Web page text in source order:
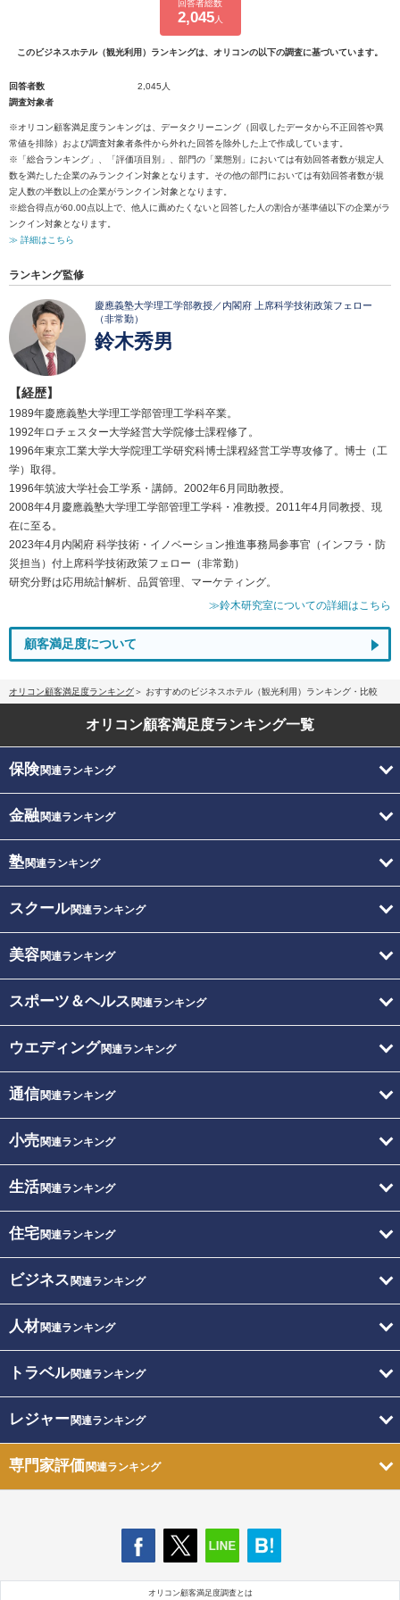
回答者総数
2,045人
このビジネスホテル（観光利用）ランキングは、オリコンの以下の調査に基づいています。
回答者数
2,045人
調査対象者
※オリコン顧客満足度ランキングは、データクリーニング（回収したデータから不正回答や異
常値を排除）および調査対象者条件から外れた回答を除外した上で作成しています。
※「総合ランキング」、「評価項目別」、部門の「業態別」においては有効回答者数が規定人
数を満たした企業のみランクイン対象となります。その他の部門においては有効回答者数が規
定人数の半数以上の企業がランクイン対象となります。
※総合得点が60.00点以上で、他人に薦めたくないと回答した人の割合が基準値以下の企業がラ
ンクイン対象となります。
≫ 詳細はこちら
ランキング監修
慶應義塾大学理工学部教授／内閣府 上席科学技術政策フェロー
（非常勤）
鈴木秀男
【経歴】
1989年慶應義塾大学理工学部管理工学科卒業。
1992年ロチェスター大学経営大学院修士課程修了。
1996年東京工業大学大学院理工学研究科博士課程経営工学専攻修了。博士（工
学）取得。
1996年筑波大学社会工学系・講師。2002年6月同助教授。
2008年4月慶應義塾大学理工学部管理工学科・准教授。2011年4月同教授、現
在に至る。
2023年4月内閣府 科学技術・イノベーション推進事務局参事官（インフラ・防
災担当）付上席科学技術政策フェロー（非常勤）
研究分野は応用統計解析、品質管理、マーケティング。
≫鈴木研究室についての詳細はこちら
顧客満足度について
オリコン顧客満足度ランキング おすすめのビジネスホテル（観光利用）ランキング・比較
オリコン顧客満足度ランキング一覧
保険関連ランキング
金融関連ランキング
塾関連ランキング
スクール関連ランキング
美容関連ランキング
スポーツ＆ヘルス 関連ランキング
ウエディング関連ランキング
通信関連ランキング
小売関連ランキング
生活関連ランキング
住宅関連ランキング
ビジネス 関連ランキング
人材関連ランキング
トラベル関連ランキング
レジャー関連ランキング
専門家評価関連ランキング
オリコン顧客満足度調査とは